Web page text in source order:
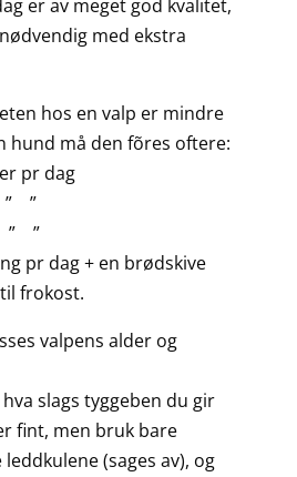
er av meget god kvalitet,
med ekstra
hos en valp er mindre
hund må den fõres oftere:
pr dag
”
” ”
pr dag + en brødskive
frokost.
valpens alder og
slags tyggeben du gir
fint, men bruk bare
(sages av), og